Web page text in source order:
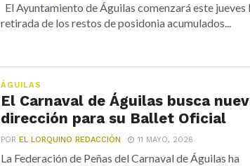
El Ayuntamiento de Águilas comenzará este jueves
retirada de los restos de posidonia acumulados...
ÁGUILAS
El Carnaval de Águilas busca
dirección para su Ballet Oficial
POREL LORQUINO REDACCIÓN 11 MAYO, 2026
La Federación de Peñas del Carnaval de Águilas ha